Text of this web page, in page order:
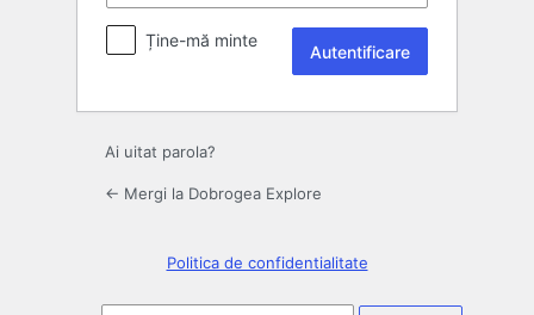
Ține-mă minte
Ai uitat parola?
← Mergi la Dobrogea Explore
Politica de confidentialitate